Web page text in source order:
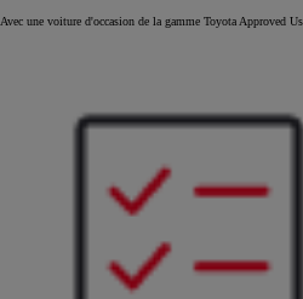
À partir de
Avec une voiture d'occasion de la gamme Toyota Approved